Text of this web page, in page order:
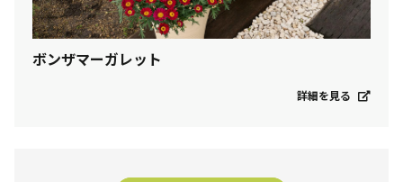
ボンザマーガレット
詳細を見る